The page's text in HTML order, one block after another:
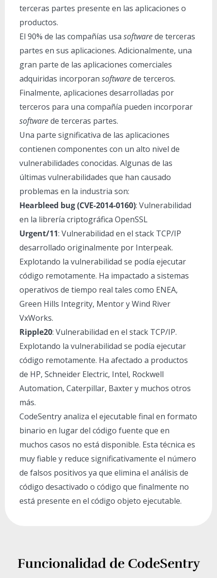
terceras partes presente en las aplicaciones o
productos.
El 90% de las compañías usa softwarede terceras
partes en sus aplicaciones. Adicionalmente, una
gran parte de las aplicaciones comerciales
adquiridas incorporan softwarede terceros.
Finalmente, aplicaciones desarrolladas por
terceros para una compañía pueden incorporar
softwarede terceras partes.
Una parte significativa de las aplicaciones
contienen componentes con un alto nivel de
vulnerabilidades conocidas. Algunas de las
últimas vulnerabilidades que han causado
problemas en la industria son:
Hearbleed bug (CVE-2014-0160): Vulnerabilidad
en la librería criptográfica OpenSSL
Urgent/11: Vulnerabilidad en el stack TCP/IP
desarrollado originalmente por Interpeak.
Explotando la vulnerabilidad se podía ejecutar
código remotamente. Ha impactado a sistemas
operativos de tiempo real tales como ENEA,
Green Hills Integrity, Mentor y Wind River
VxWorks.
Ripple20: Vulnerabilidad en el stack TCP/IP.
Explotando la vulnerabilidad se podía ejecutar
código remotamente. Ha afectado a productos
de HP, Schneider Electric, Intel, Rockwell
Automation, Caterpillar, Baxter y muchos otros
más.
CodeSentry analiza el ejecutable final en formato
binario en lugar del código fuente que en
muchos casos no está disponible. Esta técnica es
muy fiable y reduce significativamente el número
de falsos positivos ya que elimina el análisis de
código desactivado o código que finalmente no
está presente en el código objeto ejecutable.
Funcionalidad de CodeSentry